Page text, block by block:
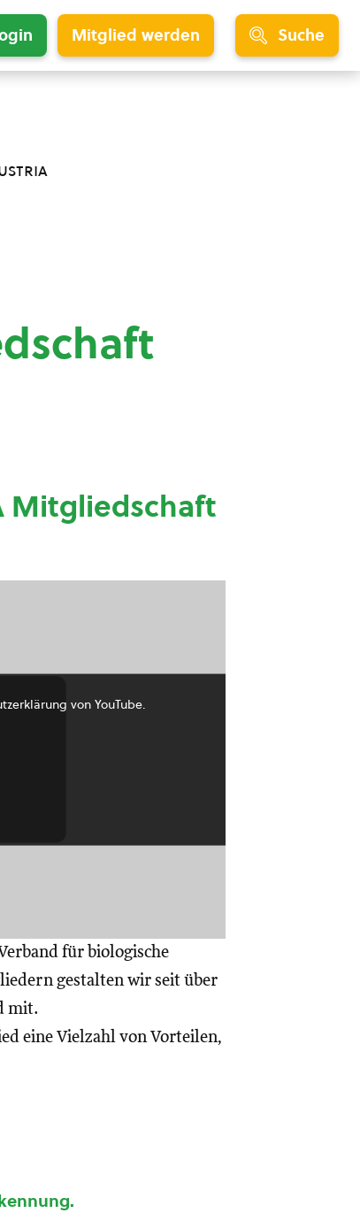
Mitglied werden Suche
Mitgliedschaft
von YouTube.
für biologische
gestalten wir seit über
mit.
eine Vielzahl von Vorteilen,